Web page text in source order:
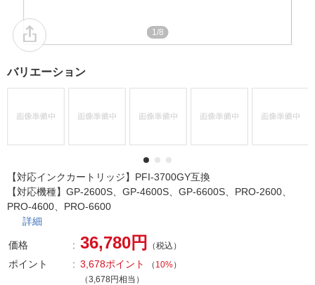
1/8
バリエーション
【対応インクカートリッジ】PFI-3700GY互換
【対応機種】GP-2600S、GP-4600S、GP-6600S、PRO-2600、
PRO-4600、PRO-6600
詳細
価格 36,780円 （税込）
ポイント 3,678ポイント （ 10%）
（3,678円相当）